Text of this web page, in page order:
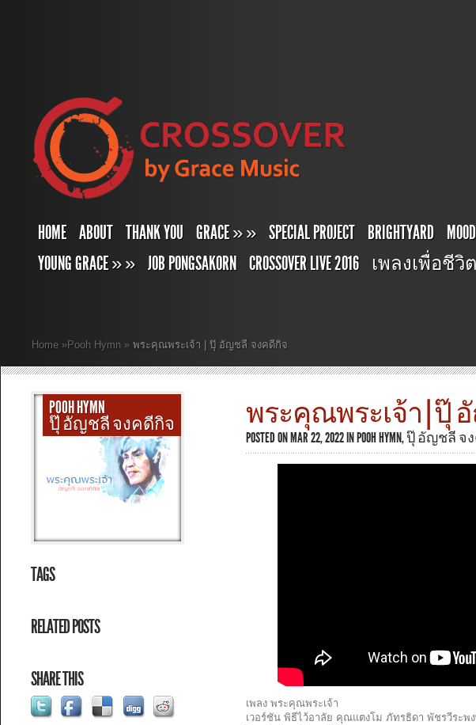
HOME ABOUT THANK YOU GRACE»» SPECIAL PROJECT BRIGHTYARD
YOUNG GRACE»» JOB PONGSAKORN CROSSOVER LIVE 2016 เพลงเพื่อชีวิต
Home »Pooh Hymn » พระคุณพระเจ้า | ปุ๊ อัญชลี จงคดีกิจ
POOH HYMN
ปุ๊ อัญชลี จงคดีกิจ
TAGS
RELATED POSTS
SHARE THIS
พระคุณพระเจ้า | ปุ๊
POSTED ON MAR 22, 2022 INPOOH HYMN,ปุ๊ อัญชลี จ
เพลง พระคุณพระเจ้า
เวอร์ชัน พิธีไว้อาลัย คุณแตงโม ภัทรธิดา พัชรวีระพ